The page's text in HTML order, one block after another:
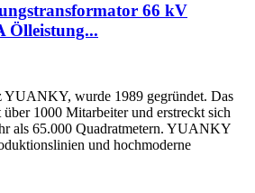
66 kV
Ölleistung...
wurde 1989 gegründet. Das
1000 Mitarbeiter und erstreckt sich
als 65.000 Quadratmetern. YUANKY
und hochmoderne